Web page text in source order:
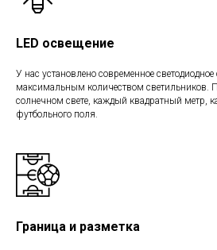
LED освещение
У нас установлено современное светодиодное
максимальным количеством светильников.
солнечном свете, каждый квадратный метр,
футбольного поля.
Граница и разметка